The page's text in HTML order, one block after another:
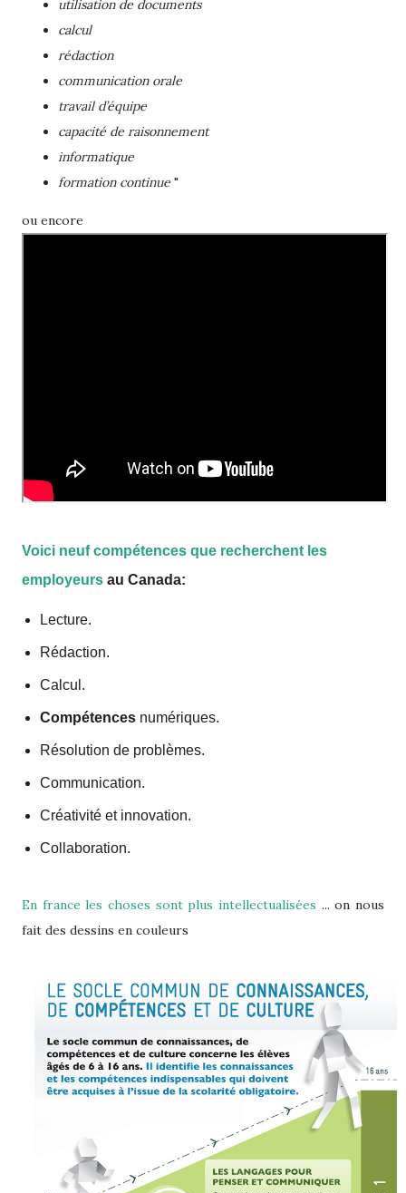
utilisation de documents
calcul
rédaction
communication orale
travail d’équipe
capacité de raisonnement
informatique
formation continue "
ou encore
Voici neufcompétences que recherchent les
employeurs au Canada:
Lecture.
Rédaction.
Calcul.
Compétences numériques.
Résolution de problèmes.
Communication.
Créativité et innovation.
Collaboration.
En france les choses sont plus intellectualisées ... on nous
fait des dessins en couleurs